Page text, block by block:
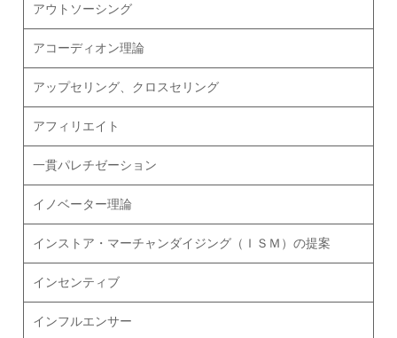
アウトソーシング
アコーディオン理論
アップセリング、クロスセリング
アフィリエイト
一貫パレチゼーション
イノベーター理論
インストア・マーチャンダイジング（ＩＳＭ）の提案
インセンティブ
インフルエンサー